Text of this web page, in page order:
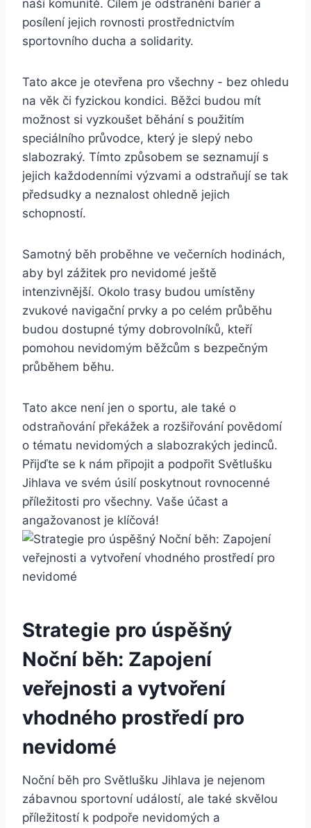
naší komunitě. Cílem ​je odstranění‍ bariér a
posílení jejich ⁤rovnosti prostřednictvím
sportovního ducha a solidarity.
Tato ‍akce je otevřena pro ​všechny -⁢ bez ohledu⁣
na věk či fyzickou⁤ kondici. ⁤Běžci budou mít⁢
možnost si vyzkoušet běhání⁤ s použitím
speciálního průvodce, který je slepý nebo
slabozraký. Tímto způsobem se ‌seznamují s
jejich každodenními⁢ výzvami a odstraňují se tak⁣
předsudky a neznalost ohledně ⁢jejich
schopností.
Samotný běh ⁢proběhne ve večerních hodinách,
aby byl zážitek pro nevidomé ještě
intenzivnější. Okolo trasy budou umístěny
zvukové navigační prvky​ a po celém⁢ průběhu
budou dostupné týmy ‍dobrovolníků,⁣ kteří
pomohou nevidomým běžcům‌ s bezpečným
průběhem běhu.
Tato akce není ⁣jen o sportu, ale také o
odstraňování překážek a rozšiřování povědomí
o ​tématu nevidomých a ‌slabozrakých ⁢jedinců.
Přijďte ⁤se⁤ k⁤ nám připojit a podpořit Světlušku
Jihlava ⁤ve svém úsilí poskytnout rovnocenné
příležitosti pro všechny. ⁢Vaše‌ účast a
angažovanost⁣ je ⁤klíčová!
Strategie pro ‌úspěšný
Noční běh: Zapojení
veřejnosti a‌ vytvoření
vhodného prostředí pro
nevidomé
Noční běh pro Světlušku⁣ Jihlava je nejenom
zábavnou⁣ sportovní událostí, ale také skvělou‍
příležitostí k ⁤podpoře nevidomých ‍a